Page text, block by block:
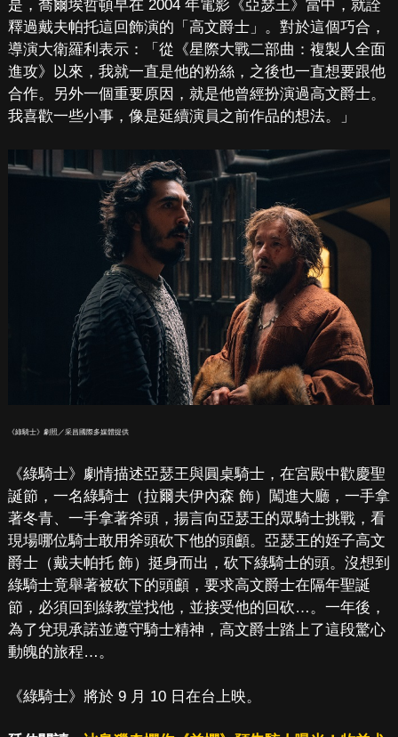
是，喬爾埃哲頓早在 2004 年電影《亞瑟王》當中，就詮
釋過戴夫帕托這回飾演的「高文爵士」。對於這個巧合，
導演大衛羅利表示：「從《星際大戰二部曲：複製人全面
進攻》以來，我就一直是他的粉絲，之後也一直想要跟他
合作。另外一個重要原因，就是他曾經扮演過高文爵士。
我喜歡一些小事，像是延續演員之前作品的想法。」
《綠騎士》劇照／采昌國際多媒體提供
《綠騎士》劇情描述亞瑟王與圓桌騎士，在宮殿中歡慶聖
誕節，一名綠騎士（拉爾夫伊內森 飾）闖進大廳，一手拿
著冬青、一手拿著斧頭，揚言向亞瑟王的眾騎士挑戰，看
現場哪位騎士敢用斧頭砍下他的頭顱。亞瑟王的姪子高文
爵士（戴夫帕托 飾）挺身而出，砍下綠騎士的頭。沒想到
綠騎士竟舉著被砍下的頭顱，要求高文爵士在隔年聖誕
節，必須回到綠教堂找他，並接受他的回砍…。一年後，
為了兌現承諾並遵守騎士精神，高文爵士踏上了這段驚心
動魄的旅程…。
《綠騎士》將於 9 月 10 日在台上映。